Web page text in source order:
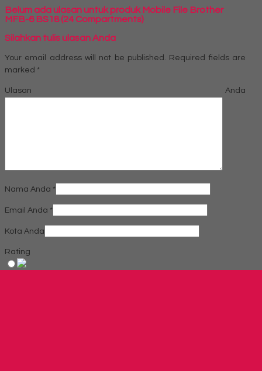
Belum ada ulasan untuk produk Mobile File Brother
MFB-6 BS18 (24 Compartments)
Silahkan tulis ulasan Anda
Your email address will not be published. Required fields are
marked *
Ulasan Anda
Nama Anda *
Email Anda *
Kota Anda
Rating